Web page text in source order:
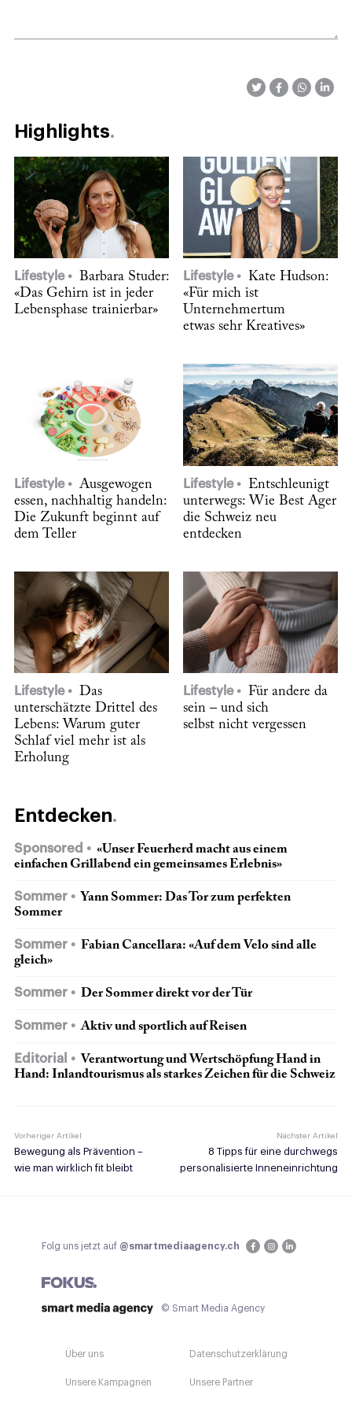
Highlights
Lifestyle
Barbara Studer:
«Das Gehirn ist in jeder
Lebensphase trainierbar»
Lifestyle
Kate Hudson:
«Für mich ist
Unternehmertum
etwas sehr Kreatives»
Lifestyle
Ausgewogen
essen, nachhaltig handeln:
Die Zukunft beginnt auf
dem Teller
Lifestyle
Entschleunigt
unterwegs: Wie Best Ager
die Schweiz neu
entdecken
Lifestyle
Das
unterschätzte Drittel des
Lebens: Warum guter
Schlaf viel mehr ist als
Erholung
Lifestyle
Für andere da
sein – und sich
selbst nicht vergessen
Entdecken
Sponsored
«Unser Feuerherd macht aus einem
einfachen Grillabend ein gemeinsames Erlebnis»
Sommer
Yann Sommer: Das Tor zum perfekten
Sommer
Sommer
Fabian Cancellara: «Auf dem Velo sind alle
gleich»
Sommer Der Sommer direkt vor der Tür
Sommer Aktiv und sportlich auf Reisen
Editorial
Verantwortung und Wertschöpfung Hand in
Hand: Inlandtourismus als starkes Zeichen für die Schweiz
Vorheriger Artikel
Bewegung als Prävention –
wie man wirklich fit bleibt
Nächster Artikel
8 Tipps für eine durchwegs
personalisierte Inneneinrichtung
Folg uns jetzt auf @smartmediaagency.ch
© Smart Media Agency
Über uns
Unsere Kampagnen
Datenschutzerklärung
Unsere Partner